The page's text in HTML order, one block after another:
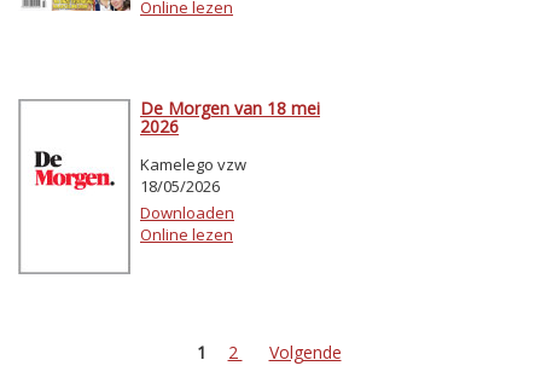
Online lezen
De Morgen van 18 mei
2026
Kamelego vzw
18/05/2026
Downloaden
Online lezen
1 2 Volgende